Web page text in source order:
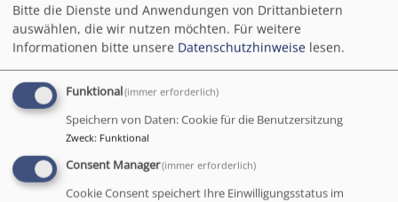
Bitte die Dienste und Anwendungen von Drittanbietern
auswählen, die wir nutzen möchten. Für weitere
Informationen bitte unsere Datenschutzhinweise lesen.
Funktional(immer erforderlich)
Speichern von Daten: Cookie für die Benutzersitzung
Zweck: Funktional
Consent Manager(immer erforderlich)
Cookie Consent speichert Ihre Einwilligungsstatus im